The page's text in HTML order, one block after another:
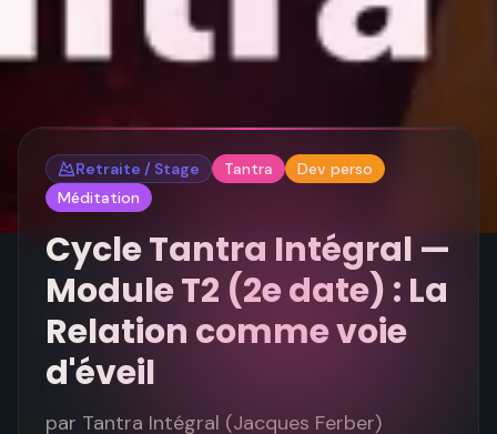
Retraite / Stage Tantra
Dev perso
Méditation
Cycle Tantra Intégral —
Module T2 (2e date) : La
Relation comme voie
d'éveil
par Tantra Intégral (Jacques Ferber)